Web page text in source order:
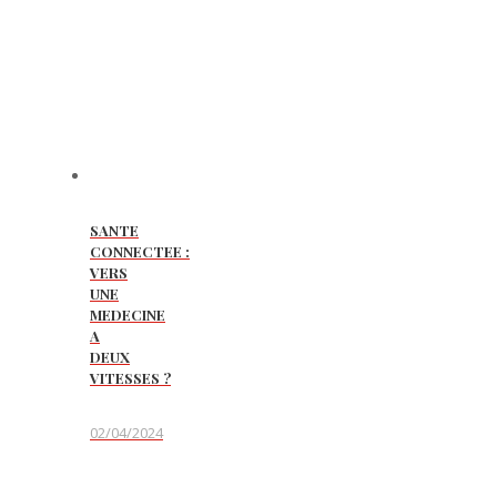
SANTE
CONNECTEE :
VERS
UNE
MEDECINE
A
DEUX
VITESSES ?
02/04/2024